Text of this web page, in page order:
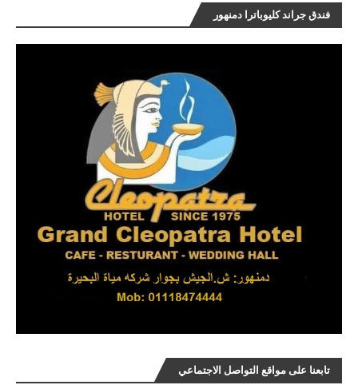
فندق جراند كليوباترا دمنهور
تابعنا على مواقع التواصل الاجتماعي